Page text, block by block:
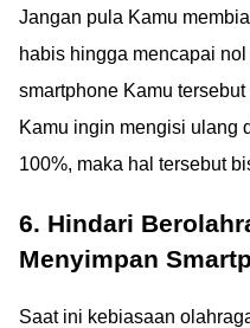
Jangan pula Kamu
habis hingga mencapai
smartphone Kamu
Kamu ingin mengisi ulang
100%, maka hal tersebut
6. Hindari
Menyimpan
Saat ini kebiasaan